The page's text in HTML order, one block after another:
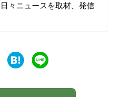
々ニュースを取材、発信